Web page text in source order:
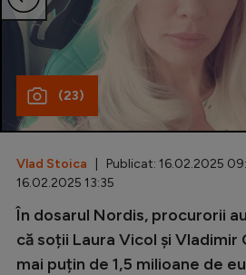
Fotbal feminin
Diverse
Inedit
Clasamente
Champions League
(23)
Vlad Stoica | Publicat: 16.02.2025
16.02.2025 13:35
În dosarul Nordis, procurorii
că soții Laura Vicol şi Vladimir
mai puțin de 1,5 milioane de